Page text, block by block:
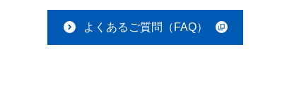
よくあるご質問（FAQ）